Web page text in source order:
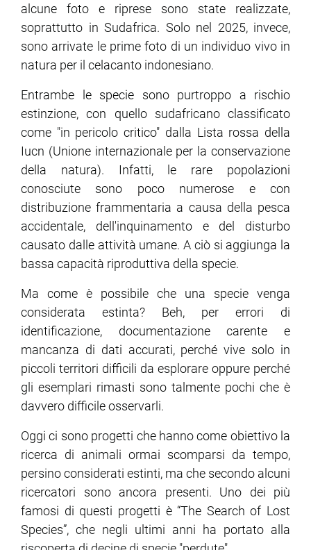
alcune foto e riprese sono state realizzate,
soprattutto in Sudafrica. Solo nel 2025, invece,
sono arrivate le prime foto di un individuo vivo in
natura per il celacanto indonesiano.
Entrambe le specie sono purtroppo a rischio
estinzione, con quello sudafricano classificato
come "in pericolo critico" dalla Lista rossa della
Iucn (Unione internazionale per la conservazione
della natura). Infatti, le rare popolazioni
conosciute sono poco numerose e con
distribuzione frammentaria a causa della pesca
accidentale, dell'inquinamento e del disturbo
causato dalle attività umane. A ciò si aggiunga la
bassa capacità riproduttiva della specie.
Ma come è possibile che una specie venga
considerata estinta? Beh, per errori di
identificazione, documentazione carente e
mancanza di dati accurati, perché vive solo in
piccoli territori difficili da esplorare oppure perché
gli esemplari rimasti sono talmente pochi che è
davvero difficile osservarli.
Oggi ci sono progetti che hanno come obiettivo la
ricerca di animali ormai scomparsi da tempo,
persino considerati estinti, ma che secondo alcuni
ricercatori sono ancora presenti. Uno dei più
famosi di questi progetti è “The Search of Lost
Species”, che negli ultimi anni ha portato alla